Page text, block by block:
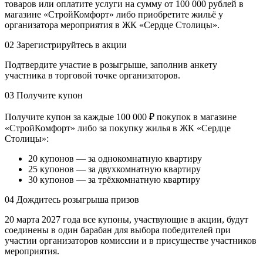
товаров или оплатите услуги на сумму от 100 000 рублей в
магазине «СтройКомфорт» либо приобретите жильё у
организатора мероприятия в ЖК «Сердце Столицы».
02 Зарегистрируйтесь в акции
Подтвердите участие в розыгрыше, заполнив анкету
участника в торговой точке организаторов.
03 Получите купон
Получите купон за каждые 100 000 ₽ покупок в магазине
«СтройКомфорт» либо за покупку жилья в ЖК «Сердце
Столицы»:
20 купонов — за однокомнатную квартиру
25 купонов — за двухкомнатную квартиру
30 купонов — за трёхкомнатную квартиру
04 Дождитесь розыгрыша призов
20 марта 2027 года все купоны, участвующие в акции, будут
соединены в один барабан для выбора победителей при
участии организаторов комиссии и в присуществе участников
мероприятия.